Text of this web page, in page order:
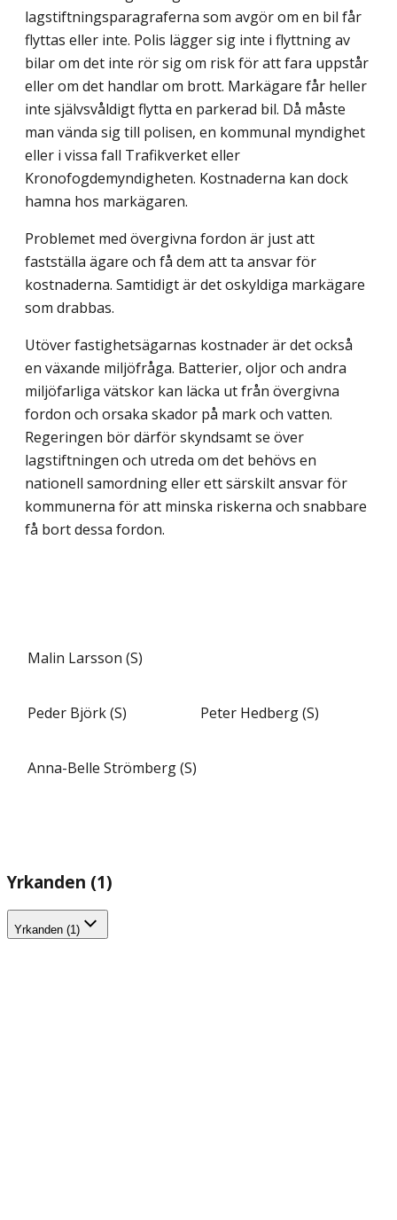
lagstiftningsparagraferna som avgör om en bil får
flyttas eller inte. Polis lägger sig inte i flyttning av
bilar om det inte rör sig om risk för att fara uppstår
eller om det handlar om brott. Markägare får heller
inte självs­våldigt flytta en parkerad bil. Då måste
man vända sig till polisen, en kommunal myndighet
eller i vissa fall Trafikverket eller
Kronofogdemyndigheten. Kostnaderna kan dock
hamna hos markägaren.
Problemet med övergivna fordon är just att
fastställa ägare och få dem att ta ansvar för
kostnaderna. Samtidigt är det oskyldiga markägare
som drabbas.
Utöver fastighetsägarnas kostnader är det också
en växande miljöfråga. Batterier, oljor och andra
miljöfarliga vätskor kan läcka ut från övergivna
fordon och orsaka skador på mark och vatten.
Regeringen bör därför skyndsamt se över
lagstiftningen och utreda om det behövs en
nationell samordning eller ett särskilt ansvar för
kommunerna för att minska riskerna och snabbare
få bort dessa fordon.
Malin Larsson (S)
Peder Björk (S) Peter Hedberg (S)
Anna-Belle Strömberg (S)
Yrkanden (1)
Yrkanden (1)